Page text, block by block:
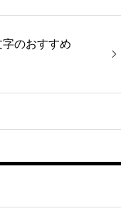
のおすすめ